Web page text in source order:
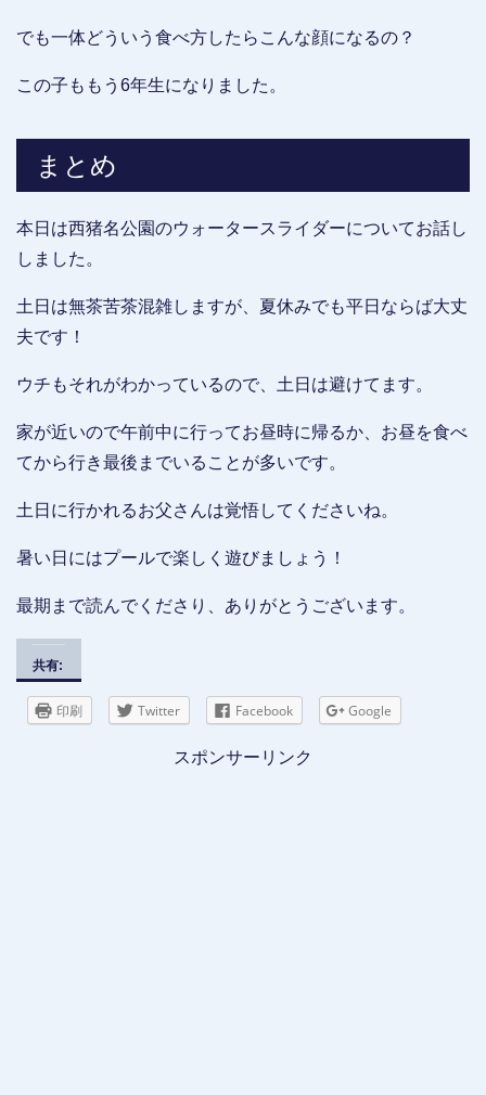
でも一体どういう食べ方したらこんな顔になるの？
この子ももう6年生になりました。
まとめ
本日は西猪名公園のウォータースライダーについてお話し
しました。
土日は無茶苦茶混雑しますが、夏休みでも平日ならば大丈
夫です！
ウチもそれがわかっているので、土日は避けてます。
家が近いので午前中に行ってお昼時に帰るか、お昼を食べ
てから行き最後までいることが多いです。
土日に行かれるお父さんは覚悟してくださいね。
暑い日にはプールで楽しく遊びましょう！
最期まで読んでくださり、ありがとうございます。
共有:
印刷 Twitter Facebook Google
スポンサーリンク